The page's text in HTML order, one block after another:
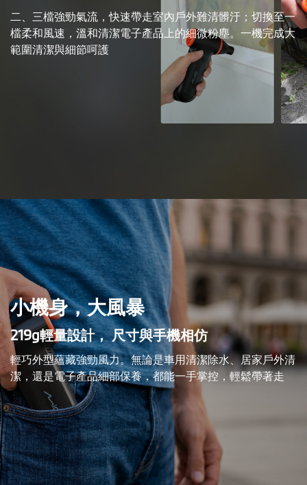
二、三檔強勁氣流，快速帶走室內戶外難清髒汙；切換至一
檔柔和風速，溫和清潔電子產品上的細微粉塵。一機完成大
範圍清潔與細節呵護
小機身，大風暴
219g輕量設計， 尺寸與手機相仿
輕巧外型蘊藏強勁風力。無論是車用清潔除水、居家戶外清
潔，還是電子產品細部保養，都能一手掌控，輕鬆帶著走